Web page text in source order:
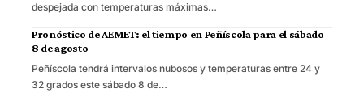
despejada con temperaturas máximas…
Pronóstico de AEMET: el tiempo en Peñíscola para el sábado
8 de agosto
Peñíscola tendrá intervalos nubosos y temperaturas entre 24 y
32 grados este sábado 8 de…